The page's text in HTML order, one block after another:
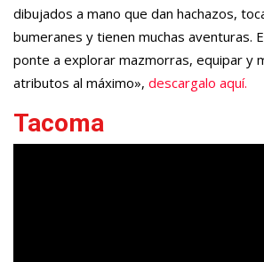
dibujados a mano que dan hachazos,
bumeranes y tienen muchas aventuras.
ponte a explorar mazmorras, equipar y
atributos al máximo», descargalo aquí.
Tacoma